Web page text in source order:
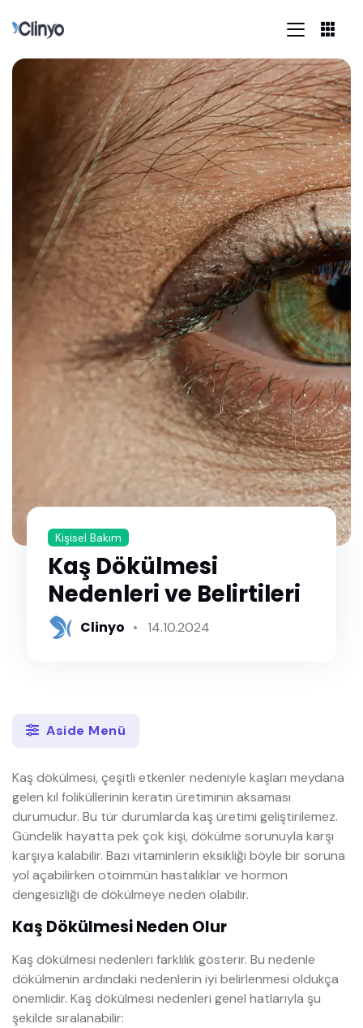
Kişisel Bakım
Kaş Dökülmesi
Nedenleri ve Belirtileri
Clinyo 14.10.2024
Aside Menü
Kaş dökülmesi, çeşitli etkenler nedeniyle kaşları meydana
gelen kıl foliküllerinin keratin üretiminin aksaması
durumudur. Bu tür durumlarda kaş üretimi geliştirilemez.
Gündelik hayatta pek çok kişi, dökülme sorunuyla karşı
karşıya kalabilir. Bazı vitaminlerin eksikliği böyle bir soruna
yol açabilirken otoimmün hastalıklar ve hormon
dengesizliği de dökülmeye neden olabilir.
Kaş Dökülmesi Neden Olur
Kaş dökülmesi nedenleri farklılık gösterir. Bu nedenle
dökülmenin ardındaki nedenlerin iyi belirlenmesi oldukça
önemlidir. Kaş dökülmesi nedenleri genel hatlarıyla şu
şekilde sıralanabilir: